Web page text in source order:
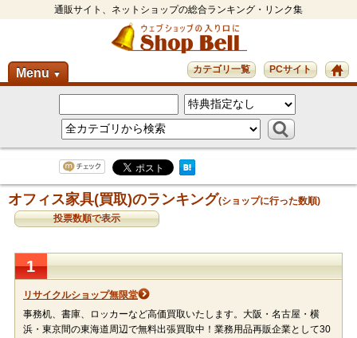
通販サイト、ネットショップの総合ランキング・リンク集
Menu ▼ PCサイト
カテゴリ一覧
オフィス家具(買取)のランキング(ショップに行った数順)
投票数順で表示
1
リサイクルショップ無限堂
事務机、書庫、ロッカーなど高価買取いたします。大阪・名古屋・横
浜・東京間の東海道周辺で無料出張買取中！業務用品再販企業として30